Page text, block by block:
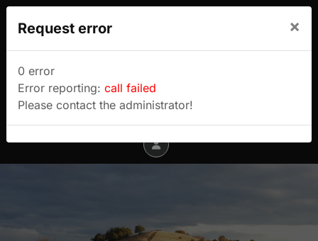
Sulyok Gábor túrablogja
Menu
Request error ×
0 error
Error reporting: call failed
Please contact the administrator!